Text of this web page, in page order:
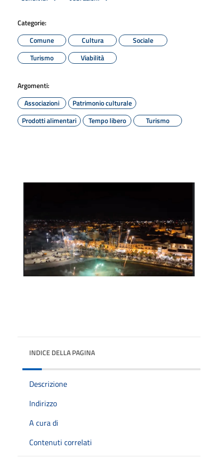
Categorie:
Comune
Cultura
Sociale
Turismo
Viabilità
Argomenti:
Associazioni
Patrimonio culturale
Prodotti alimentari
Tempo libero Turismo
INDICE DELLA PAGINA
Descrizione
Indirizzo
A cura di
Contenuti correlati